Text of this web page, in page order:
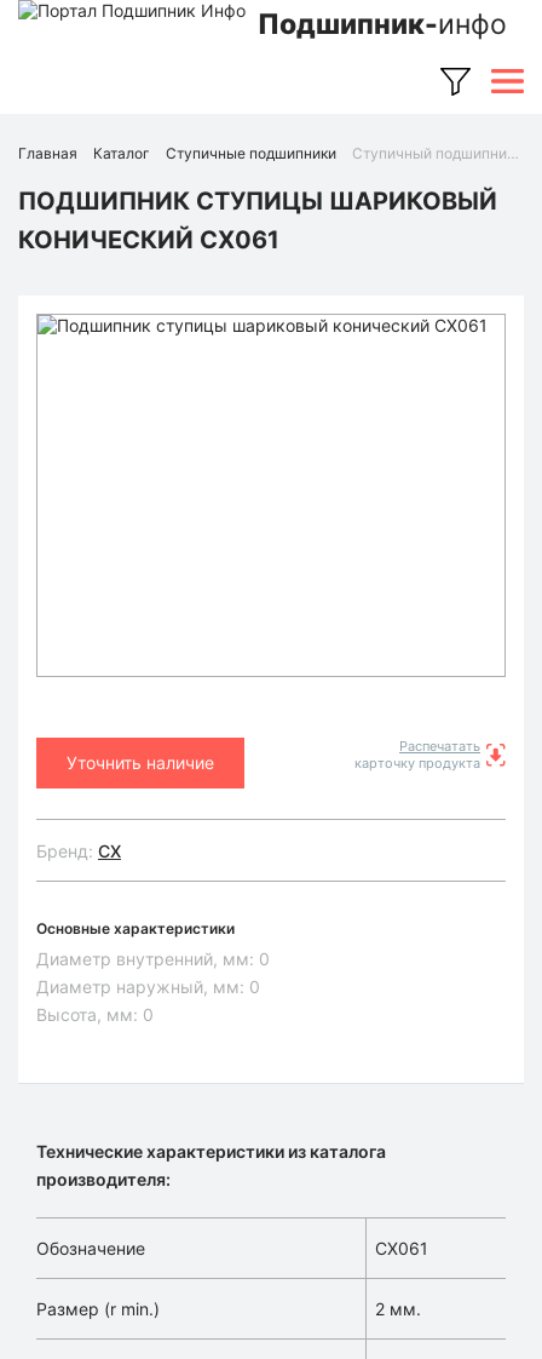
Подшипник-инфо
Главная Каталог Ступичные подшипники Ступичный подшипник CX061 (CX)
ПОДШИПНИК СТУПИЦЫ ШАРИКОВЫЙ
КОНИЧЕСКИЙ CX061
Уточнить наличие
Распечатать
карточку продукта
Бренд: CX
Основные характеристики
Диаметр внутренний, мм: 0
Диаметр наружный, мм: 0
Высота, мм: 0
Технические характеристики из каталога
производителя:
Обозначение CX061
Размер (r min.) 2 мм.